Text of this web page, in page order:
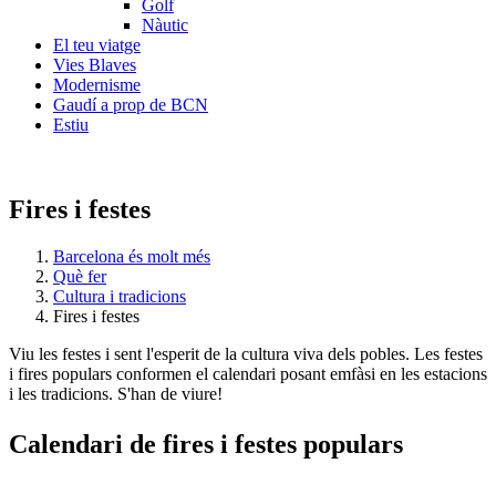
Golf
Nàutic
El teu viatge
Vies Blaves
Modernisme
Gaudí a prop de BCN
Estiu
Fires i festes
Barcelona és molt més
Què fer
Cultura i tradicions
Fires i festes
Viu les festes i sent l'esperit de la cultura viva dels pobles. Les festes
i fires populars conformen el calendari posant emfàsi en les estacions
i les tradicions. S'han de viure!
Calendari de fires i festes populars